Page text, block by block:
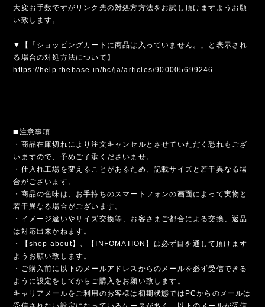
大変お手数ですがリンク先の対処方方法をお試し頂けますようお願
い致します。
▼【「ショッピングカートに商品は入っていません。」と表示され
る場合の対処方法について】
https://help.thebase.in/hc/ja/articles/900005699246
◼️注意事項
・商品在庫切れにより注文キャンセルとさせていただく恐れもござ
いますので、予めご了承くださいませ。
・仕入れ工場を変えることがあるため、記載サイズと若干異なる場
合がございます。
・商品の色味は、お手持ちのスマートフォンの画面によって実物と
若干異なる場合がございます。
・イメージ違いやサイズ交換等、お客さまご都合による交換、返品
は対応出来かねます。
・【shop about】、【INFOMATION】は必ず目を通して頂けます
ようお願い致します。
・ご購入前に以下のメールアドレスからのメールを必ず受信できる
ように設定をしてからご購入をお願い致します。
キャリアメールをご利用のお客様は初期状態ではPCからのメールは